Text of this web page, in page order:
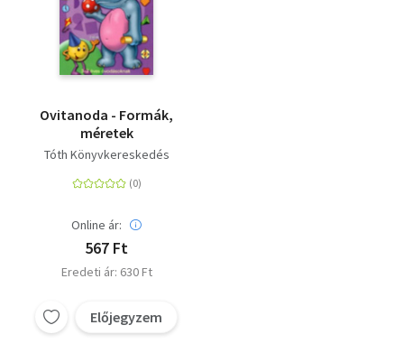
Ovitanoda - Formák,
méretek
Tóth Könyvkereskedés
Online ár:
567 Ft
Eredeti ár: 630 Ft
Előjegyzem